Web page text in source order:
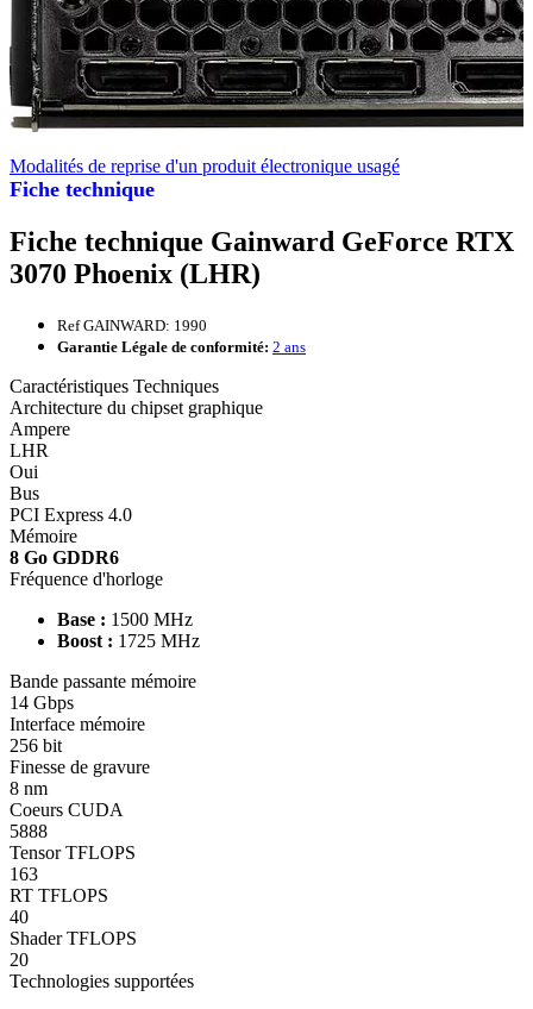
Fiche technique
Modalités de reprise d'un produit électronique usagé
Fiche technique Gainward GeForce RTX
3070 Phoenix (LHR)
Ref GAINWARD: 1990
Garantie Légale de conformité: 2 ans
Caractéristiques Techniques
Architecture du chipset graphique
Ampere
LHR
Oui
Bus
PCI Express 4.0
Mémoire
8 Go GDDR6
Fréquence d'horloge
Base : 1500 MHz
Boost : 1725 MHz
Bande passante mémoire
14 Gbps
Interface mémoire
256 bit
Finesse de gravure
8 nm
Coeurs CUDA
5888
Tensor TFLOPS
163
RT TFLOPS
40
Shader TFLOPS
20
Technologies supportées